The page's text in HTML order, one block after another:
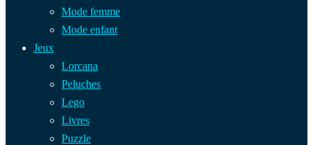
Mode femme
Mode enfant
Jeux
Lorcana
Peluches
Lego
Livres
Puzzle